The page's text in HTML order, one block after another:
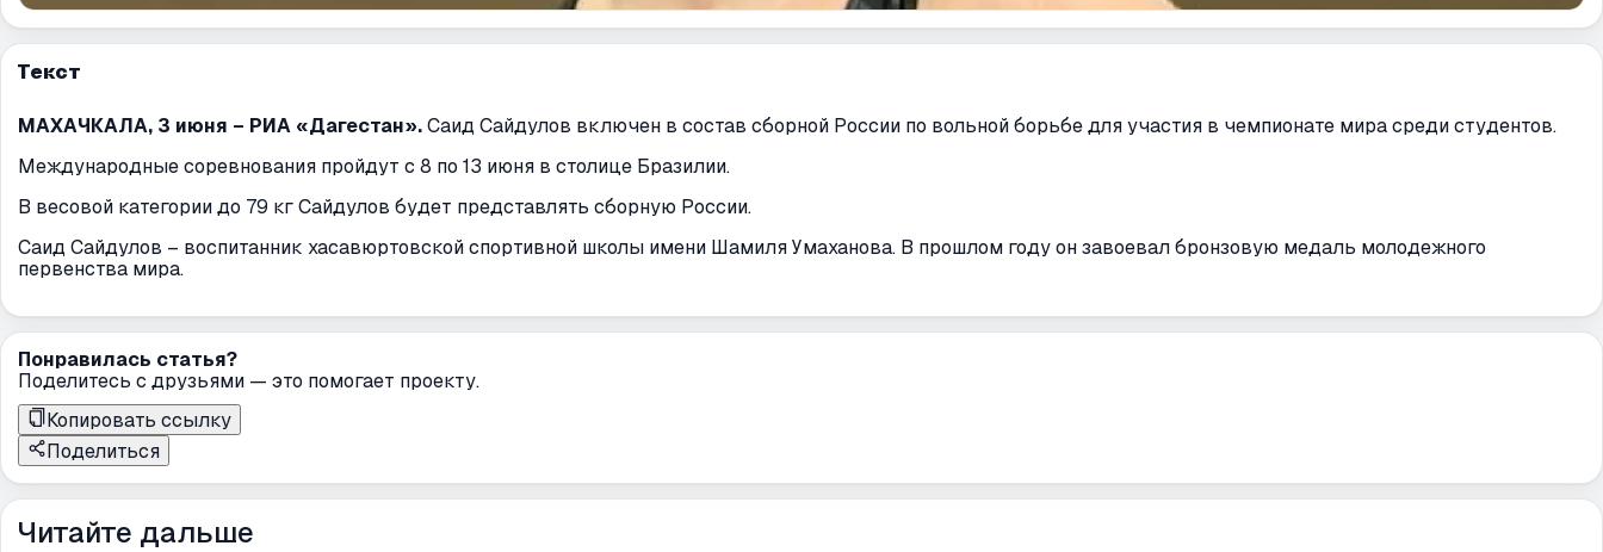
Текст
МАХАЧКАЛА, 3 июня – РИА «Дагестан».Саид Сайдулов включен в состав сборной России по вольной борьбе для участия в чемпионате мира среди студентов.
Международные соревнования пройдут с 8 по 13 июня в столице Бразилии.
В весовой категории до 79 кг Сайдулов будет представлять сборную России.
Саид Сайдулов – воспитанник хасавюртовской спортивной школы имени Шамиля Умаханова. В прошлом году он завоевал бронзовую медаль молодежного
первенства мира.
Понравилась статья?
Поделитесь с друзьями — это помогает проекту.
Копировать ссылку
Поделиться
Читайте дальше